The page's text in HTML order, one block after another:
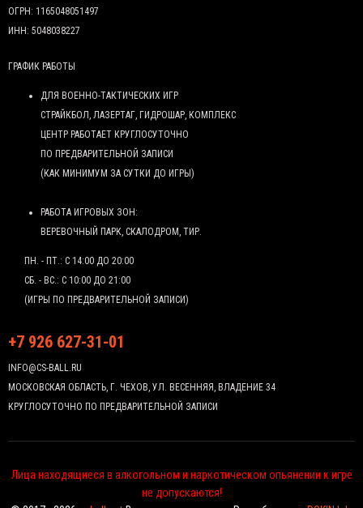
ОГРН: 1165048051497
ИНН: 5048038227
ГРАФИК РАБОТЫ
ДЛЯ ВОЕННО-ТАКТИЧЕСКИХ ИГР
СТРАЙКБОЛ, ЛАЗЕРТАГ, ГИДРОШАР, КОМПЛЕКС
ЦЕНТР РАБОТАЕТ КРУГЛОСУТОЧНО
ПО ПРЕДВАРИТЕЛЬНОЙ ЗАПИСИ
(КАК МИНИМУМ ЗА СУТКИ ДО ИГРЫ)
РАБОТА ИГРОВЫХ ЗОН:
ВЕРЕВОЧНЫЙ ПАРК, СКАЛОДРОМ, ТИР.
ПН. - ПТ.: С 14:00 ДО 20:00
СБ. - ВС.: С 10:00 ДО 21:00
(ИГРЫ ПО ПРЕДВАРИТЕЛЬНОЙ ЗАПИСИ)
+7 926 627-31-01
INFO@CS-BALL.RU
МОСКОВСКАЯ ОБЛАСТЬ, Г. ЧЕХОВ, УЛ. ВЕСЕННЯЯ, ВЛАДЕНИЕ 34
КРУГЛОСУТОЧНО ПО ПРЕДВАРИТЕЛЬНОЙ ЗАПИСИ
Лица находящиеся в алкогольном и наркотическом опьянении к игре
не допускаются!